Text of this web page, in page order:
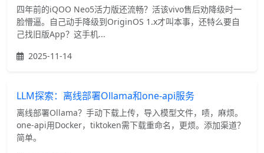
四年前的iQOO Neo5活力版还流畅？活该vivo售后劝降级时一
脸懵逼。自己动手降级到OriginOS 1.x才叫本事，还特么要自
己找旧版App？这手机...
2025-11-14
LLM探索：离线部署Ollama和one-api服务
离线部署Ollama？手动下载上传，导入模型文件，啧，麻烦。
one-api用Docker，tiktoken需下载重命名，更烦。添加渠道？
简单。